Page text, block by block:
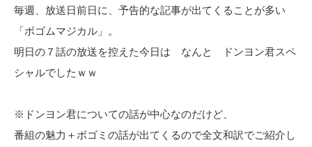
毎週、放送日前日に、予告的な記事が出てくることが多い
「ボゴムマジカル」。
明日の７話の放送を控えた今日は なんと ドンヨン君スペ
シャルでしたｗｗ
※ドンヨン君についての話が中心なのだけど、
番組の魅力＋ボゴミの話が出てくるので全文和訳でご紹介し